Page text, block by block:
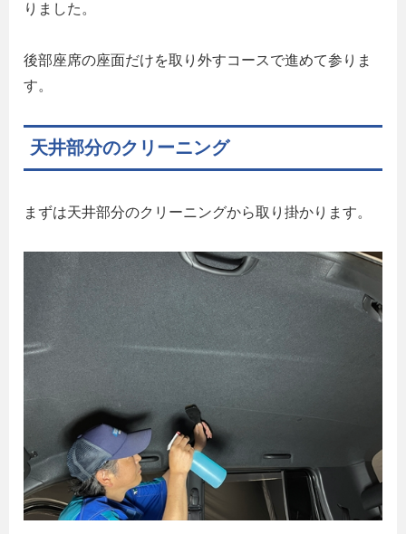
りました。
後部座席の座面だけを取り外すコースで進めて参りま
す。
天井部分のクリーニング
まずは天井部分のクリーニングから取り掛かります。